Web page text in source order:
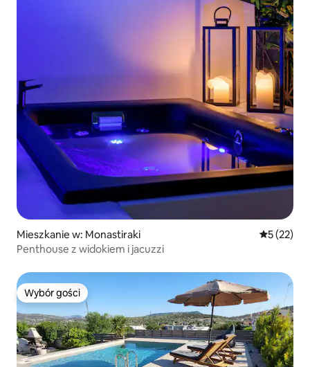
Mieszkanie w: Monastiraki Średnia
5 (22)
Penthouse z widokiem i jacuzzi
Wybór gości
Wybór gości